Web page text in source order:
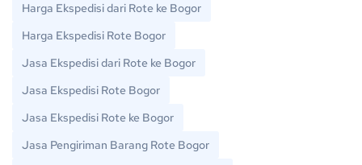
Harga Ekspedisi dari Rote ke Bogor
Harga Ekspedisi Rote Bogor
Jasa Ekspedisi dari Rote ke Bogor
Jasa Ekspedisi Rote Bogor
Jasa Ekspedisi Rote ke Bogor
Jasa Pengiriman Barang Rote Bogor